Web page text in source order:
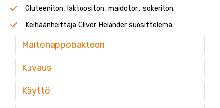
Gluteeniton, laktoositon, maidoton, sokeriton.
Keihäänheittäjä Oliver Helander suosittelema.
Maitohappobakteeri
Kuvaus
Käyttö